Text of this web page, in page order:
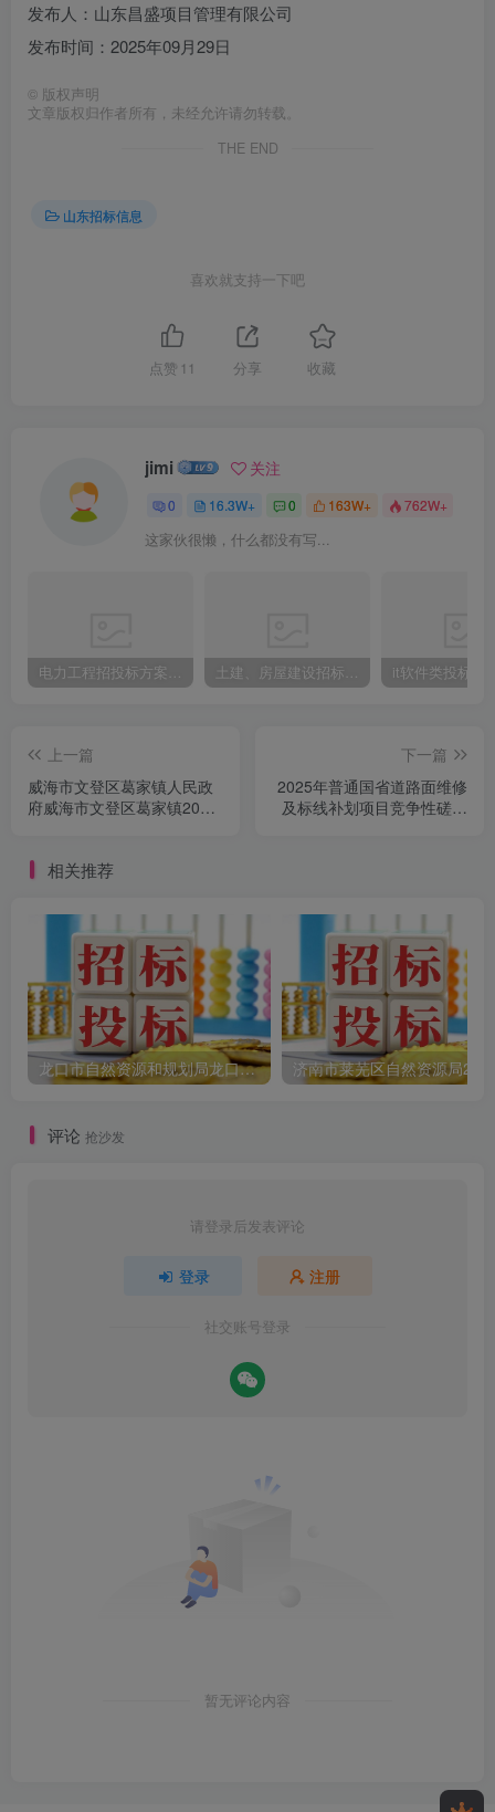
发布人：山东昌盛项目管理有限公司
发布时间：2025年09月29日
© 版权声明
文章版权归作者所有，未经允许请勿转载。
THE END
山东招标信息
喜欢就支持一下吧
点赞 11 分享 收藏
jimi 关注
0 16.3W+ 0 163W+ 762W+
这家伙很懒，什么都没有写...
电力工程招投标方案模板 土建、房屋建设招标文件标书模板 it软件类投标书
上一篇
威海市文登区葛家镇人民政
府威海市文登区葛家镇2025
下一篇
2025年普通国省道路面维修
及标线补划项目竞争性磋商
相关推荐
龙口市自然资源和规划局龙口市2025年土地征收成片开发方案编制项目竞争性磋商公告
评论 抢沙发
请登录后发表评论
登录 注册
社交账号登录
暂无评论内容